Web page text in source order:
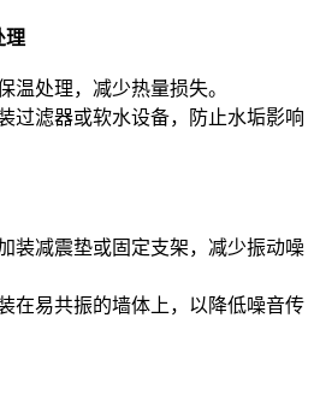
理
处理，减少热量损失。
滤器或软水设备，防止水垢影响
减震垫或固定支架，减少振动噪
易共振的墙体上，以降低噪音传